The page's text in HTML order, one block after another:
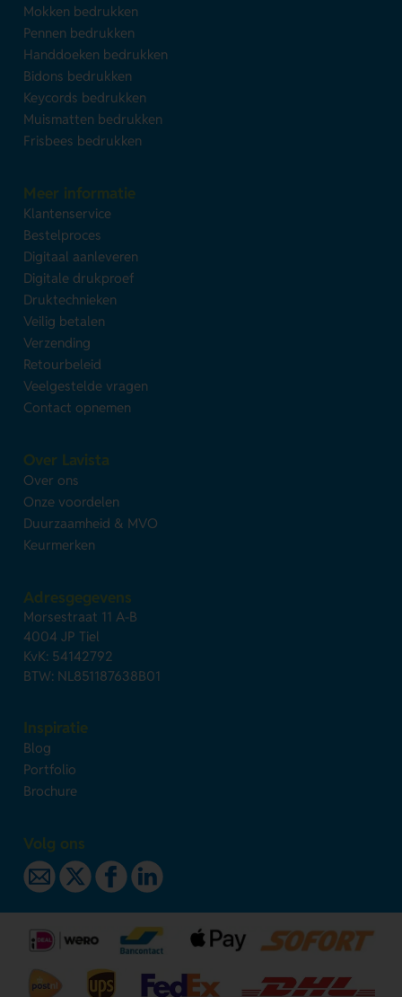
Mokken bedrukken
Pennen bedrukken
Handdoeken bedrukken
Bidons bedrukken
Keycords bedrukken
Muismatten bedrukken
Frisbees bedrukken
Meer informatie
Klantenservice
Bestelproces
Digitaal aanleveren
Digitale drukproef
Druktechnieken
Veilig betalen
Verzending
Retourbeleid
Veelgestelde vragen
Contact opnemen
Over Lavista
Over ons
Onze voordelen
Duurzaamheid & MVO
Keurmerken
Adresgegevens
Morsestraat 11 A-B
4004 JP Tiel
KvK: 54142792
BTW: NL851187638B01
Inspiratie
Blog
Portfolio
Brochure
Volg ons